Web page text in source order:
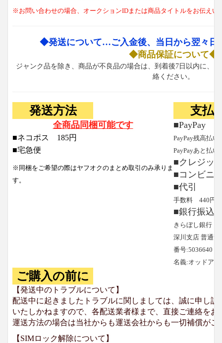
※お問い合わせの場合、オークションIDまたは商品タイトルをお伝えい
◆発送について…ご入金後、当日から翌々日
◆商品保証について◆
ジャンク品を除き、商品が不良品の場合は、到着後7日以内に、
絡ください。
発送方法
全商品同梱可能です
■ネコポス 185円
■宅急便
※同梱をご希望の際はヤフオクのまとめ取引のみ承りま
す。
支払
■PayPay
PayPay残高払い
PayPayあと払い
■クレジッ
■コンビニ
■代引
手数料 440円と
■銀行振込
きらぼし銀行
深川支店 普通預
番号:5036640
名義:オッドア
ご購入の前に
【発送中のトラブルについて】
配送中に起きましたトラブルに関しましては、誠に申し
いたしかねますので、各配送業者様まで、直接ご連絡を
運送方法の場合は当社からも運送会社からも一切補償がご
【SIMロック解除について】